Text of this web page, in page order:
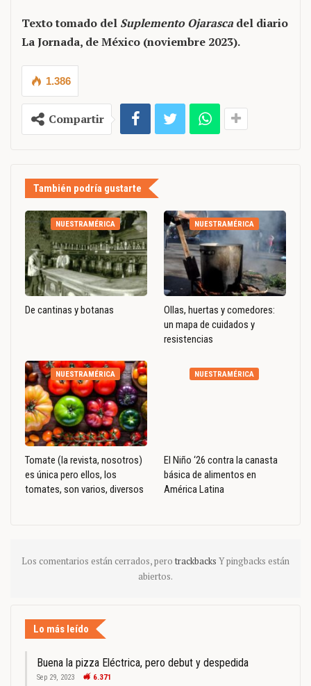
Texto tomado del Suplemento Ojarasca del diario
La Jornada, de México (noviembre 2023).
1.386
Compartir
También podría gustarte
NUESTRAMÉRICA
De cantinas y botanas
NUESTRAMÉRICA
Ollas, huertas y comedores:
un mapa de cuidados y
resistencias
NUESTRAMÉRICA
Tomate (la revista, nosotros)
es única pero ellos, los
tomates, son varios, diversos
NUESTRAMÉRICA
El Niño ‘26 contra la canasta
básica de alimentos en
América Latina
Los comentarios están cerrados, pero trackbacks Y pingbacks están
abiertos.
Lo más leído
Buena la pizza Eléctrica, pero debut y despedida
Sep 29, 2023 6.371